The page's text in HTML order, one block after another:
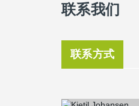
联系我们
联系方式